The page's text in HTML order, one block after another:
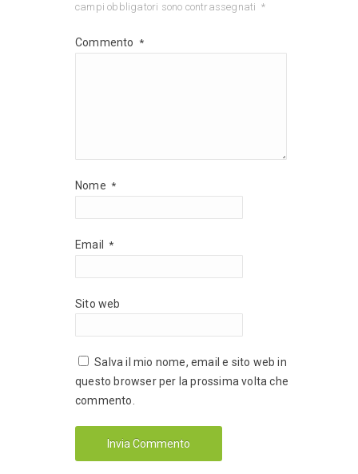
campi obbligatori sono contrassegnati *
Commento *
Nome *
Email *
Sito web
Salva il mio nome, email e sito web in
questo browser per la prossima volta che
commento.